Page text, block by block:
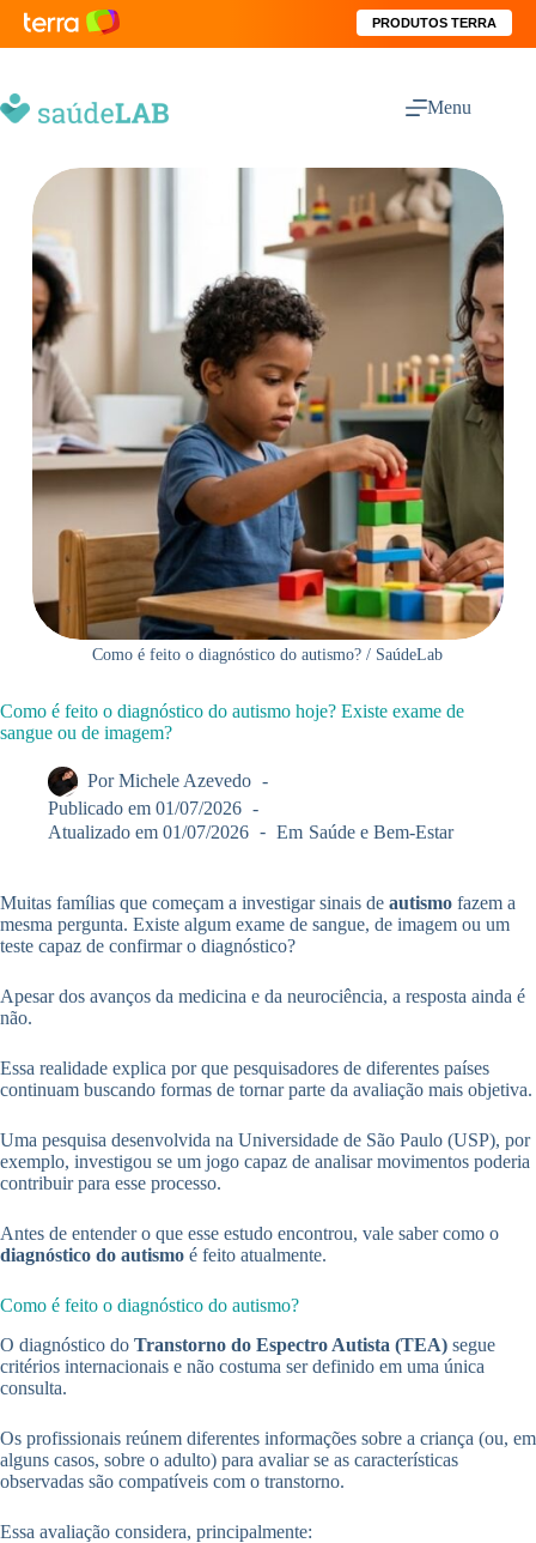
PRODUTOS TERRA
Menu
Como é feito o diagnóstico do autismo? / SaúdeLab
Como é feito o diagnóstico do autismo hoje? Existe exame de
sangue ou de imagem?
Por Michele Azevedo
Publicado em 01/07/2026
Atualizado em 01/07/2026 Em Saúde e Bem-Estar
Muitas famílias que começam a investigar sinais de autismo fazem a
mesma pergunta. Existe algum exame de sangue, de imagem ou um
teste capaz de confirmar o diagnóstico?
Apesar dos avanços da medicina e da neurociência, a resposta ainda é
não.
Essa realidade explica por que pesquisadores de diferentes países
continuam buscando formas de tornar parte da avaliação mais objetiva.
Uma pesquisa desenvolvida na Universidade de São Paulo (USP), por
exemplo, investigou se um jogo capaz de analisar movimentos poderia
contribuir para esse processo.
Antes de entender o que esse estudo encontrou, vale saber como o
diagnóstico do autismo é feito atualmente.
Como é feito o diagnóstico do autismo?
O diagnóstico do Transtorno do Espectro Autista (TEA) segue
critérios internacionais e não costuma ser definido em uma única
consulta.
Os profissionais reúnem diferentes informações sobre a criança (ou, em
alguns casos, sobre o adulto) para avaliar se as características
observadas são compatíveis com o transtorno.
Essa avaliação considera, principalmente: